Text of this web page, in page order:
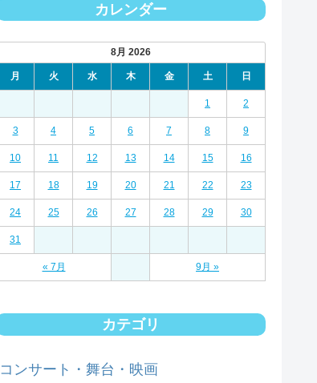
カレンダー
8月 2026
月 火 水 木 金 土 日
1 2
3 4 5 6 7 8 9
10 11 12 13 14 15 16
17 18 19 20 21 22 23
24 25 26 27 28 29 30
31
« 7月 9月 »
カテゴリ
コンサート・舞台・映画